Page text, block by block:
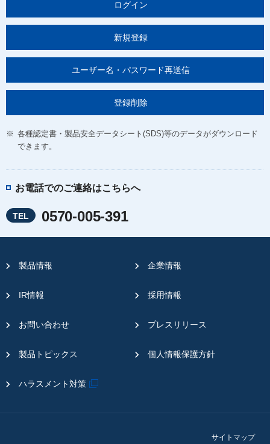
ログイン
新規登録
ユーザー名・パスワード再送信
登録削除
※ 各種認定書・製品安全データシート(SDS)等のデータがダウンロード
できます。
お電話でのご連絡はこちらへ
TEL 0570-005-391
製品情報 企業情報
IR情報 採用情報
お問い合わせ プレスリリース
製品トピックス 個人情報保護方針
ハラスメント対策
サイトマップ